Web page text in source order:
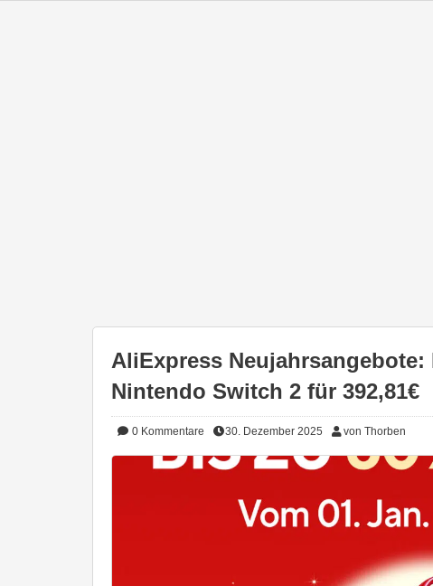
AliExpress Neujahrsangebote:
Nintendo Switch 2 für 392,81€
0 Kommentare 30. Dezember 2025 von Thorben